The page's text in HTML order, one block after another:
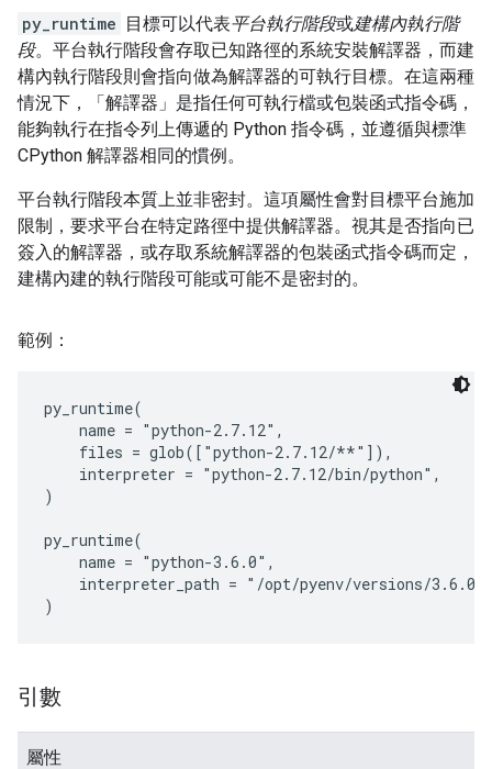
py_runtime 目標可以代表平台執行階段或建構內執行階
段。平台執行階段會存取已知路徑的系統安裝解譯器，而建
構內執行階段則會指向做為解譯器的可執行目標。在這兩種
情況下，「解譯器」是指任何可執行檔或包裝函式指令碼，
能夠執行在指令列上傳遞的 Python 指令碼，並遵循與標準
CPython 解譯器相同的慣例。
平台執行階段本質上並非密封。這項屬性會對目標平台施加
限制，要求平台在特定路徑中提供解譯器。視其是否指向已
簽入的解譯器，或存取系統解譯器的包裝函式指令碼而定，
建構內建的執行階段可能或可能不是密封的。
範例：
py_runtime(
    name = "python-2.7.12",
    files = glob(["python-2.7.12/**"]),
    interpreter = "python-2.7.12/bin/python",
)
py_runtime(
    name = "python-3.6.0",
interpreter_path = "/opt/pyenv/versions/3.6.0/
引數
屬性